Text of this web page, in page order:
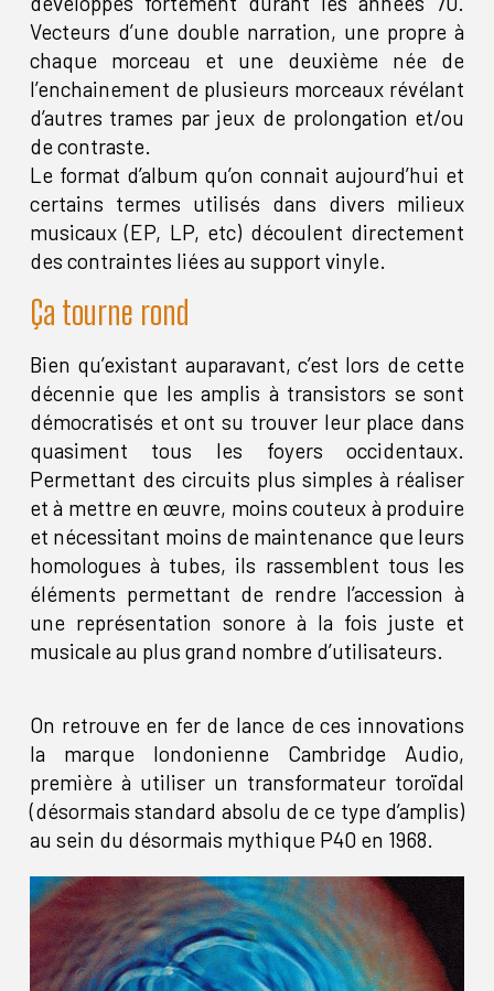
Vecteurs d’une double narration, une propre à
chaque morceau et une deuxième née de
l’enchainement de plusieurs morceaux révélant
d’autres trames par jeux de prolongation et/ou
de contraste.
Le format d’album qu’on connait aujourd’hui et
certains termes utilisés dans divers milieux
musicaux (EP, LP, etc) découlent directement
des contraintes liées au support vinyle.
Ça tourne rond
Bien qu’existant auparavant, c’est lors de cette
décennie que les amplis à transistors se sont
démocratisés et ont su trouver leur place dans
quasiment tous les foyers occidentaux.
Permettant des circuits plus simples à réaliser
et à mettre en œuvre, moins couteux à produire
et nécessitant moins de maintenance que leurs
homologues à tubes, ils rassemblent tous les
éléments permettant de rendre l’accession à
une représentation sonore à la fois juste et
musicale au plus grand nombre d’utilisateurs.
On retrouve en fer de lance de ces innovations
la marque londonienne Cambridge Audio,
première à utiliser un transformateur toroïdal
(désormais standard absolu de ce type d’amplis)
au sein du désormais mythique P40 en 1968.